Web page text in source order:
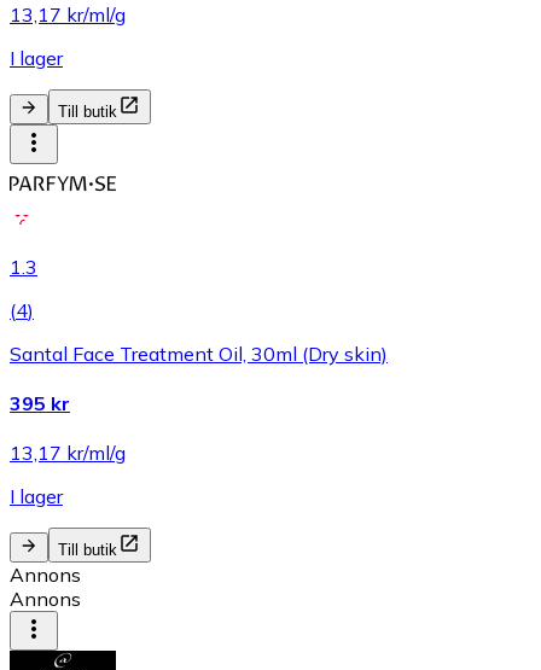
13,17 kr/ml/g
I lager
Till butik
1.3
(4)
Santal Face Treatment Oil, 30ml (Dry skin)
395 kr
13,17 kr/ml/g
I lager
Till butik
Annons
Annons